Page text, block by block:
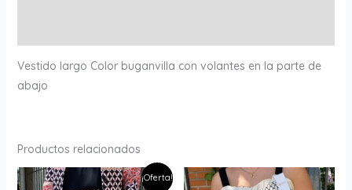
Vestido largo Color buganvilla con volantes en la parte de
abajo
Productos relacionados
¡Oferta!